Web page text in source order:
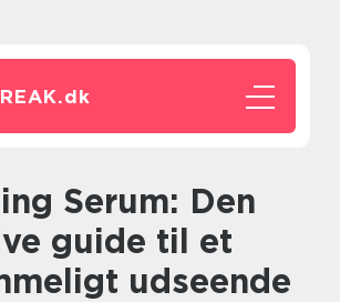
dk
guide til et
udseende